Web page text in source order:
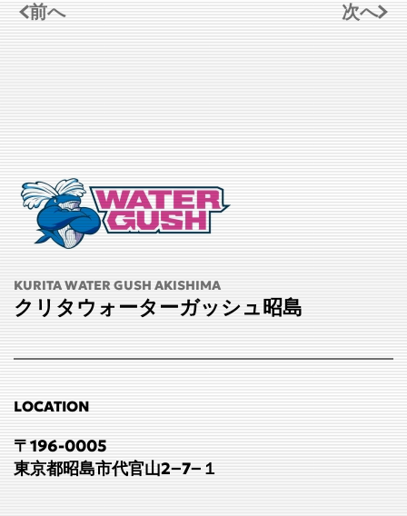
前へ 次へ
KURITA WATER GUSH AKISHIMA
クリタウォーターガッシュ昭島
LOCATION
〒196-0005
東京都昭島市代官山2−7−１